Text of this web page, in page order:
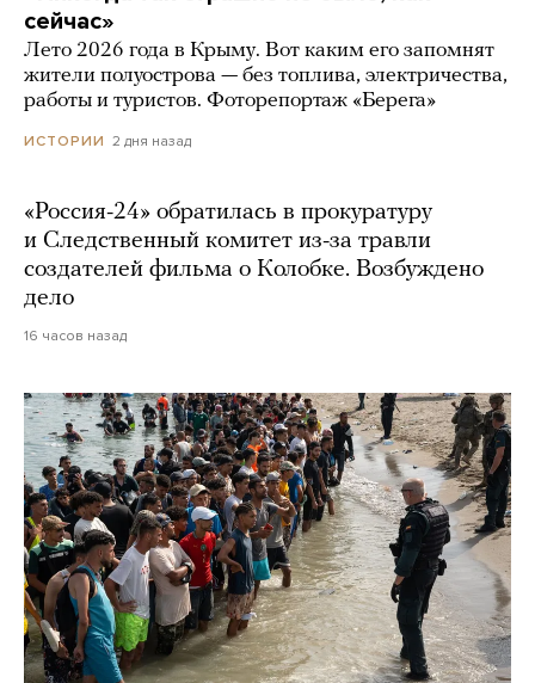
сейчас»
Лето 2026 года в Крыму. Вот каким его запомнят
жители полуострова — без топлива, электричества,
работы и туристов. Фоторепортаж «Берега»
ИСТОРИИ 2 дня назад
«Россия-24» обратилась в прокуратуру
и Следственный комитет из-за травли
создателей фильма о Колобке. Возбуждено
дело
16 часов назад